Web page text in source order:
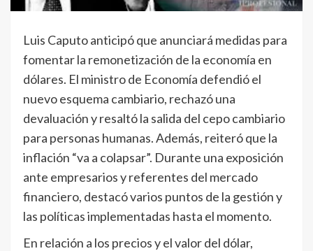
Luis Caputo anticipó que anunciará medidas para
fomentar la remonetización de la economía en
dólares. El ministro de Economía defendió el
nuevo esquema cambiario, rechazó una
devaluación y resaltó la salida del cepo cambiario
para personas humanas. Además, reiteró que la
inflación “va a colapsar”. Durante una exposición
ante empresarios y referentes del mercado
financiero, destacó varios puntos de la gestión y
las políticas implementadas hasta el momento.
En relación a los precios y el valor del dólar,